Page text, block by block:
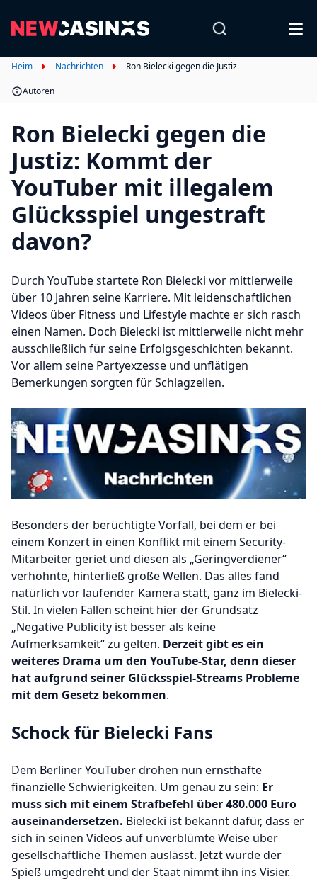
Heim Nachrichten Ron Bielecki gegen die Justiz
Autoren
Ron Bielecki gegen die
Justiz: Kommt der
YouTuber mit illegalem
Glücksspiel ungestraft
davon?
Durch YouTube startete Ron Bielecki vor mittlerweile
über 10 Jahren seine Karriere. Mit leidenschaftlichen
Videos über Fitness und Lifestyle machte er sich rasch
einen Namen. Doch Bielecki ist mittlerweile nicht mehr
ausschließlich für seine Erfolgsgeschichten bekannt.
Vor allem seine Partyexzesse und unflätigen
Bemerkungen sorgten für Schlagzeilen.
Besonders der berüchtigte Vorfall, bei dem er bei
einem Konzert in einen Konflikt mit einem Security-
Mitarbeiter geriet und diesen als „Geringverdiener“
verhöhnte, hinterließ große Wellen. Das alles fand
natürlich vor laufender Kamera statt, ganz im Bielecki-
Stil. In vielen Fällen scheint hier der Grundsatz
„Negative Publicity ist besser als keine
Aufmerksamkeit“ zu gelten. Derzeit gibt es ein
weiteres Drama um den YouTube-Star, denn dieser
hat aufgrund seiner Glücksspiel-Streams Probleme
mit dem Gesetz bekommen.
Schock für Bielecki Fans
Dem Berliner YouTuber drohen nun ernsthafte
finanzielle Schwierigkeiten. Um genau zu sein: Er
muss sich mit einem Strafbefehl über 480.000 Euro
auseinandersetzen. Bielecki ist bekannt dafür, dass er
sich in seinen Videos auf unverblümte Weise über
gesellschaftliche Themen auslässt. Jetzt wurde der
Spieß umgedreht und der Staat nimmt ihn ins Visier.